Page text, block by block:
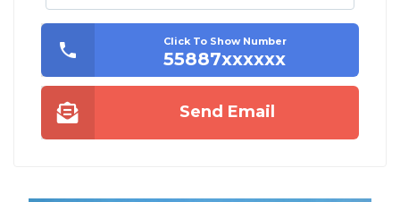
Click To Show Number
55887xxxxxx
Send Email